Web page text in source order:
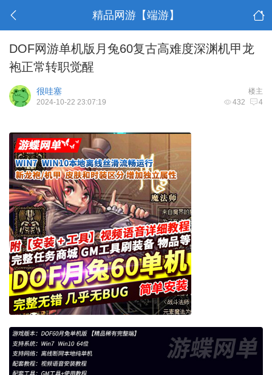
精品网游【端游】
DOF网游单机版月兔60复古高难度深渊机甲龙
袍正常转职觉醒
楼主
很哇塞
432 4
2024-10-22 23:07:19